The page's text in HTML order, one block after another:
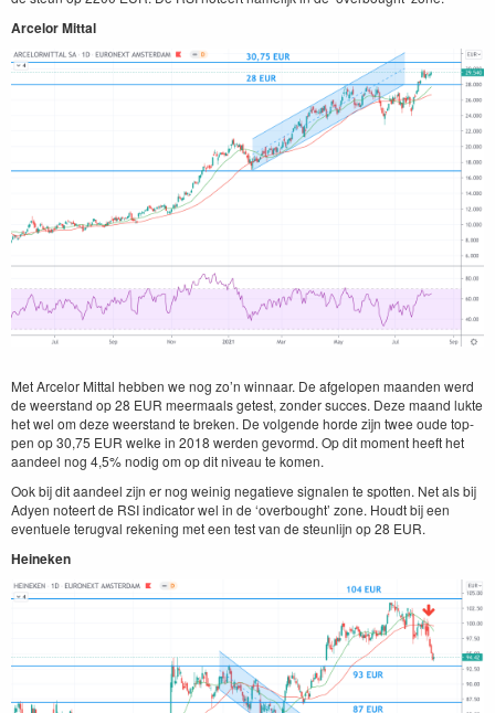
Arcelor Mit­tal
Met Arcelor Mit­tal hebben we nog zo’n win­naar. De afgelopen maan­den werd
de weer­stand op28 EUR meer­maals getest, zon­der suc­ces. Deze maand luk­te
het wel om deze weer­stand te breken. De vol­gende horde zijn twee oude top­
pen op30,75 EUR welke in 2018 wer­den gevor­md. Op dit moment heeft het
aan­deel nog 4,5% nodig om op dit niveau te komen.
Ook bij dit aan­deel zijn er nog weinig negatieve sig­nalen te spot­ten. Net als bij
Adyen noteert de RSIindi­ca­tor wel in de ‘over­bought’ zone. Houdt bij een
eventuele terug­val reken­ing met een test van de ste­un­li­jn op28 EUR.
Heineken